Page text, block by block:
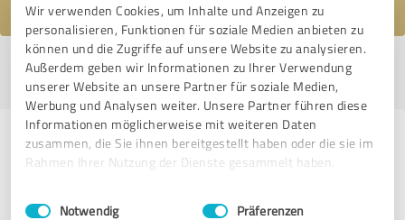
Wir verwenden Cookies, um Inhalte und Anzeigen zu
personalisieren, Funktionen für soziale Medien anbieten zu
können und die Zugriffe auf unsere Website zu analysieren.
Außerdem geben wir Informationen zu Ihrer Verwendung
unserer Website an unsere Partner für soziale Medien,
Werbung und Analysen weiter. Unsere Partner führen diese
Informationen möglicherweise mit weiteren Daten
zusammen, die Sie ihnen bereitgestellt haben oder die sie im
Rahmen Ihrer Nutzung der Dienste gesammelt haben.
Impressum Datenschutzbestimmungen
Einwilligungsauswahl
Notwendig Präferenzen
Profil aktiv seit 29.10.2025 |Letzte Aktualisierung: 29.10.2025|
melden
Erfahrungen zu weiteren
Anbietern aus dem Bereich
Handwerk